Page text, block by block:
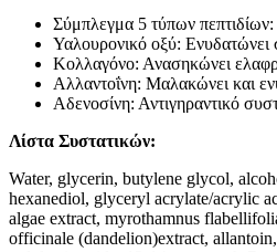
Σύμπλεγμα 5 τύπων
Υαλουρονικό οξύ: Ενυδατώνει
Κολλαγόνο: Ανασηκώνει
Αλλαντοΐνη: Μαλακώνει και
Αδενοσίνη: Αντιγηραντικό
Λίστα Συστατικών:
Water, glycerin, butylene glycol,
hexanediol, glyceryl acrylate/acrylic
algae extract, myrothamnus
officinale (dandelion)extract,